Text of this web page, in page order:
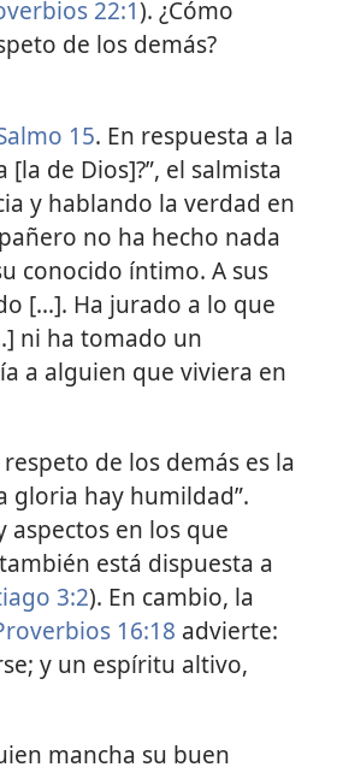
22:1). ¿Cómo
de los demás?
15. En respuesta a la
de Dios]?”, el salmista
y hablando la verdad en
no ha hecho nada
conocido íntimo. A sus
[...]. Ha jurado a lo que
ni ha tomado un
a alguien que viviera en
de los demás es la
gloria hay humildad”.
aspectos en los que
está dispuesta a
3:2). En cambio, la
16:18 advierte:
y un espíritu altivo,
mancha su buen